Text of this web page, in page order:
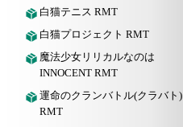
白猫テニス RMT
白猫プロジェクト RMT
魔法少女リリカルなのは
INNOCENT RMT
運命のクランバトル(クラバト)
RMT